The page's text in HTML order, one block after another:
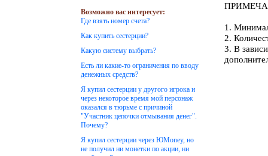
1.
2.
3. В
Возможно вас интересует:
Где взять номер счета?
Как купить сестерции?
Какую систему выбрать?
Есть ли какие-то ограничения по вводу
денежных средств?
Я купил сестерции у другого игрока и
через некоторое время мой персонаж
оказался в тюрьме с причиной
"Участник цепочки отмывания денег".
Почему?
Я купил сестерции через ЮMoney, но
не получил ни монетки по акции, ни